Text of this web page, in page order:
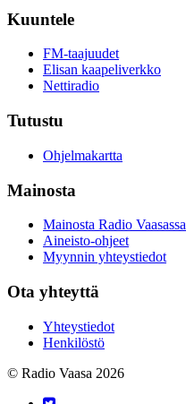
Kuuntele
FM-taajuudet
Elisan kaapeliverkko
Nettiradio
Tutustu
Ohjelmakartta
Mainosta
Mainosta Radio Vaasassa
Aineisto-ohjeet
Myynnin yhteystiedot
Ota yhteyttä
Yhteystiedot
Henkilöstö
© Radio Vaasa 2026